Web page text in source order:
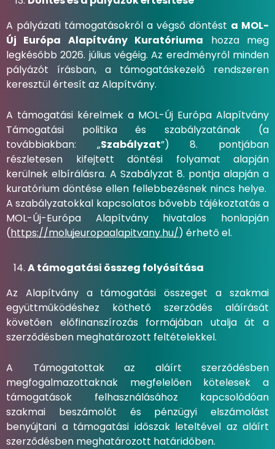
A pályázati támogatásokról a végső döntést a MOL-
Új Európa Alapítvány Kuratóriuma hozza meg
legkésőbb 2026. július végéig. Az eredményről minden
pályázót írásban, a támogatáskezelő rendszeren
keresztül értesít az Alapítvány.
A támogatási kérelmek a MOL-Új Európa Alapítvány
Támogatási politika és szabályzatának (a
továbbiakban: „Szabályzat”) 8. pontjában
részletesen kifejtett döntési folyamat alapján
kerülnek elbírálásra. A Szabályzat 8. pontja alapján a
kuratórium döntése ellen fellebbezésnek nincs helye.
A szabályzatokkal kapcsolatos bővebb tájékoztatás a
MOL-Új-Európa Alapítvány hivatalos honlapján
(https://molujeuropaalapitvany.hu/) érhető el.
A támogatási összeg folyósítása
Az Alapítvány a támogatási összeget a szakmai
együttműködéshez köthető szerződés aláírását
követően előfinanszírozás formájában utalja át a
szerződésben meghatározott feltételekkel.
A Támogatottak az aláírt szerződésben
megfogalmazottaknak megfelelően kötelesek a
támogatások felhasználásához kapcsolódóan
szakmai beszámolót és pénzügyi elszámolást
benyújtani a támogatási időszak leteltével az aláírt
szerződésben meghatározott határidőben.